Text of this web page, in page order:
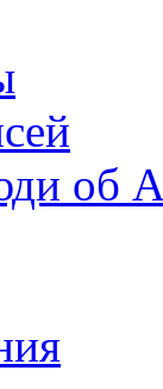
об